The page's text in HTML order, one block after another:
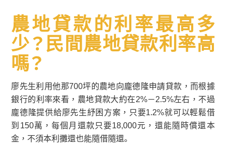
農地貸款的利率最高多
少？民間農地貸款利率高
嗎？
廖先生利用他那700坪的農地向龐德隆申請貸款，而根據
銀行的利率來看，農地貸款大約在2%－2.5%左右，不過
龐德隆提供給廖先生紓困方案，只要1.2%就可以輕鬆借
到150萬，每個月還款只要18,000元，還能隨時償還本
金，不須本利攤還也能隨借隨還。